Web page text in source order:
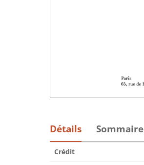
Détails Sommaire
Crédit